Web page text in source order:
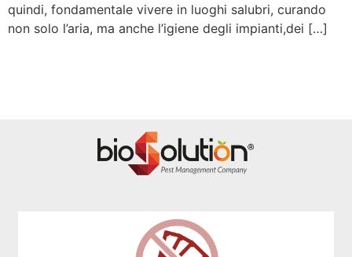
quindi, fondamentale vivere in luoghi salubri, curando
non solo l’aria, ma anche l’igiene degli impianti,dei […]